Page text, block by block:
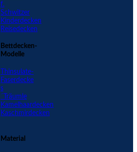
f.
Schwitzer
Kinderdecken
Reisedecken
Bettdecken-
Modelle
Thinsulate-
Faserdecke
s
´Träumle
Kamelhaardecken
Kaschmirdecken
Material